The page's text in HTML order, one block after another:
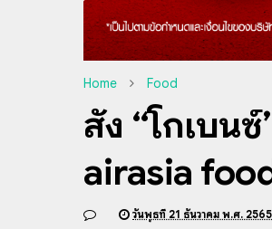
Home Food
สั่ง “โกเบน
airasia
วันพุธที่ 21 ธันวาคม พ.ศ. 2565